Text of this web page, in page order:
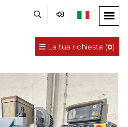
La tua richiesta (0)